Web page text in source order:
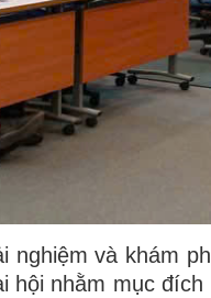
nghiệm và khám
hội nhằm mục